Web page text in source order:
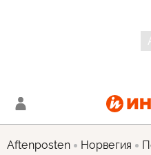
Aftenposten Норвегия